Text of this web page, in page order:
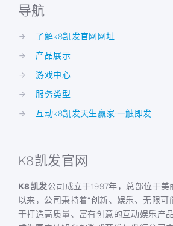
导航
了解k8凯发官网网址
产品展示
游戏中心
服务类型
互动k8凯发天生赢家·一触即发
K8凯发官网
K8凯发公司成立于1997年，总部位于
以来，公司秉持着“创新、娱乐、无限可
于打造高质量、富有创意的互动娱乐产